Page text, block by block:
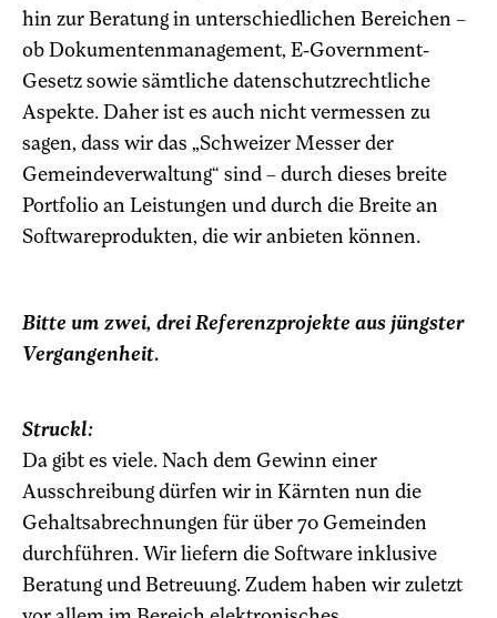
hin zur Beratung in unterschiedlichen Bereichen –
ob Dokumentenmanagement, E-Government-
Gesetz sowie sämtliche datenschutzrechtliche
Aspekte. Daher ist es auch nicht vermessen zu
sagen, dass wir das „Schweizer Messer der
Gemeindeverwaltung“ sind – durch dieses breite
Portfolio an Leistungen und durch die Breite an
Softwareprodukten, die wir anbieten können.
Bitte um zwei, drei Referenzprojekte aus jüngster
Vergangenheit.
Struckl:
Da gibt es viele. Nach dem Gewinn einer
Ausschreibung dürfen wir in Kärnten nun die
Gehaltsabrechnungen für über 70 Gemeinden
durchführen. Wir liefern die Software inklusive
Beratung und Betreuung. Zudem haben wir zuletzt